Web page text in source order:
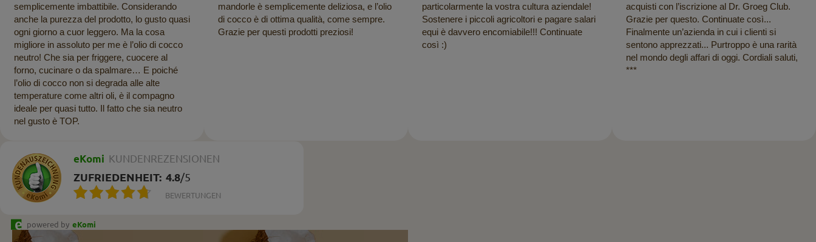
semplicemente imbattibile. Considerando
anche la purezza del prodotto, lo gusto quasi
ogni giorno a cuor leggero. Ma la cosa
migliore in assoluto per me è l’olio di cocco
neutro! Che sia per friggere, cuocere al
forno, cucinare o da spalmare… E poiché
l’olio di cocco non si degrada alle alte
temperature come altri oli, è il compagno
ideale per quasi tutto. Il fatto che sia neutro
nel gusto è TOP.
mandorle è semplicemente deliziosa, e l’olio
di cocco è di ottima qualità, come sempre.
Grazie per questi prodotti preziosi!
particolarmente la vostra cultura aziendale!
Sostenere i piccoli agricoltori e pagare salari
equi è davvero encomiabile!!! Continuate
così :)
acquisti con l’iscrizione al Dr. Groeg Club.
Grazie per questo. Continuate così...
Finalmente un’azienda in cui i clienti si
sentono apprezzati... Purtroppo è una rarità
nel mondo degli affari di oggi. Cordiali saluti,
***
eKomi KUNDENREZENSIONEN
ZUFRIEDENHEIT: 4.8/5
BEWERTUNGEN
powered by eKomi
Newsletter